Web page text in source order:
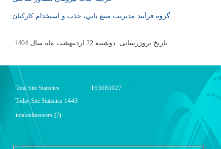
گروه فرآیند مديريت منبع يابي، جذب و استخدام كاركنان
تاریخ بروزرسانی: دوشنبه 22 اردیبهشت ماه سال 1404
Total Site Statistics 163685927
Today Site Statistics 1443
totalonlineusers (7)
گزارش آمار سایت - خلاصه